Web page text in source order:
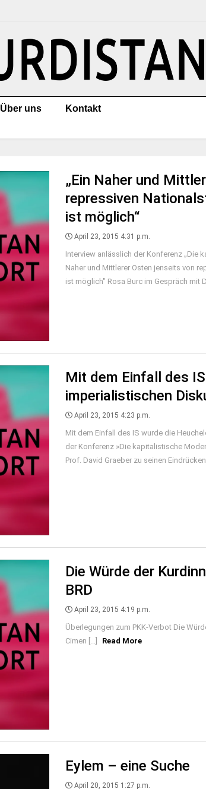
Über uns Kontakt
„Ein Naher und
repressiven
ist möglich“
April 23, 2015 4:31 p.m.
Interview anlässlich der Konferenz „Die
Naher und Mittlerer Osten jenseits von
ist möglich" Rosa Burc im Gespräch mit
Mit dem Einfall des
imperialistischen
April 23, 2015 4:23 p.m.
Mit dem Einfall des IS wurde die
der Konferenz »Die kapitalistische
Prof. David Graeber zu seinen
Die Würde der
BRD
April 23, 2015 4:19 p.m.
Überlegungen zum PKK-Verbot Die
Cimen [...]
Read More
Eylem – eine Suche
April 20, 2015 1:27 p.m.